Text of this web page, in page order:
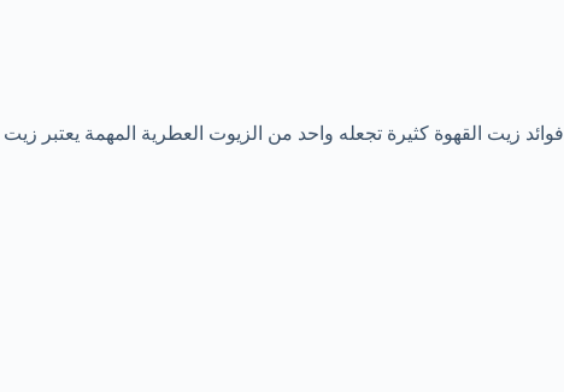
فوائد زيت القهوة كثيرة تجعله واحد من الزيوت العطرية المهمة يعتبر زيت